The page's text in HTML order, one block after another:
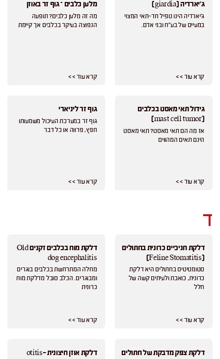
ג'יארדיה (giardia)
ג'יארדיה הינו טפיל חד-תאי המצוי
במעיים של בע"ח ובני אדם.
קרא עוד > >
מלען כלבים – גוף זר באוזן
מה זה מלען כלבים? תופעה
הנפוצה בעיקר בכלבים אך קיימת
קרא עוד > >
גידול תאי מאסט בכלבים
(mast cell tumor)
אז מה הם תאי מאסט? תאי מאסט
הינם תאים המהווים
קרא עוד > >
גוף זר ליניארי
גוף זר במערכת העיכול משמעותו
חפץ, פרווה או כל דבר
קרא עוד > >
ד
דלקת חניכיים כרונית בחתולים
(Feline Stomatitis)
סטומטיטיס בחתולים היא דלקת
כרונית, כואבת ולעיתים קשה של
חלל
קרא עוד > >
דלקת מוח בכלבים זקנים Old
dog encephalitis
מחלה המתרחשת בכלבים בוגרים
ומבוגרים. הכלב סובל מדלקת מוח
כרונית
קרא עוד > >
דלקת צפק מדבקת של חתולים
דלקת אוזן חיצונית -otitis